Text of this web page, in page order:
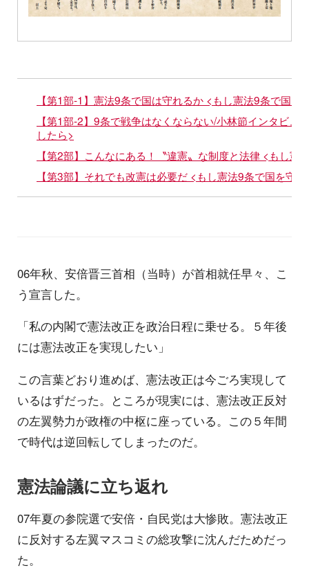
【第1部-1】憲法9条で国は守れるか <もし憲法9条で国を
【第1部-2】9条で戦争はなくならない/小林節インタビュ
したら>
【第2部】こんなにある！〝違憲〟な制度と法律 <もし憲
【第3部】それでも改憲は必要だ <もし憲法9条で国を守
06年秋、安倍晋三首相（当時）が首相就任早々、こ
う宣言した。
「私の内閣で憲法改正を政治日程に乗せる。５年後
には憲法改正を実現したい」
この言葉どおり進めば、憲法改正は今ごろ実現して
いるはずだった。ところが現実には、憲法改正反対
の左翼勢力が政権の中枢に座っている。この５年間
で時代は逆回転してしまったのだ。
憲法論議に立ち返れ
07年夏の参院選で安倍・自民党は大惨敗。憲法改正
に反対する左翼マスコミの総攻撃に沈んだためだっ
た。